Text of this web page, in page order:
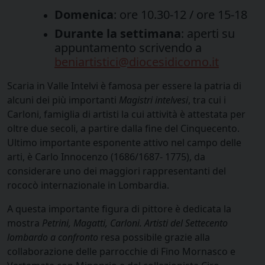
Domenica: ore 10.30-12 / ore 15-18
Durante la settimana: aperti su
appuntamento scrivendo a
beniartistici@diocesidicomo.it
Scaria in Valle Intelvi è famosa per essere la patria di
alcuni dei più importanti Magistri intelvesi, tra cui i
Carloni, famiglia di artisti la cui attività è attestata per
oltre due secoli, a partire dalla fine del Cinquecento.
Ultimo importante esponente attivo nel campo delle
arti, è Carlo Innocenzo (1686/1687- 1775), da
considerare uno dei maggiori rappresentanti del
rococò internazionale in Lombardia.
A questa importante figura di pittore è dedicata la
mostra Petrini, Magatti, Carloni. Artisti del Settecento
lombardo a confronto resa possibile grazie alla
collaborazione delle parrocchie di Fino Mornasco e